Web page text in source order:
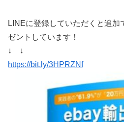
LINEに登録していただくと追加
ゼントしています！
↓ ↓
https://bit.ly/3HPRZNf